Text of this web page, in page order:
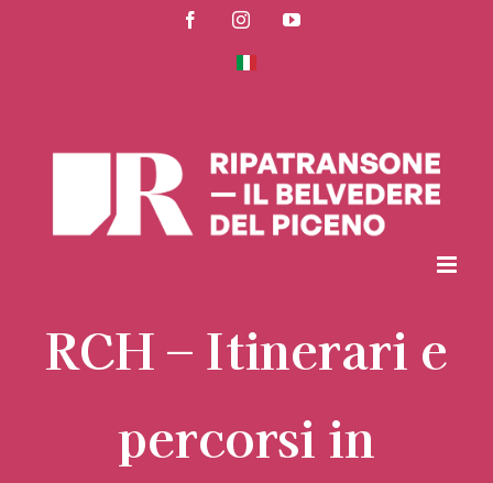
FacebookInstagramYouTube
RCH – Itinerari e
percorsi in